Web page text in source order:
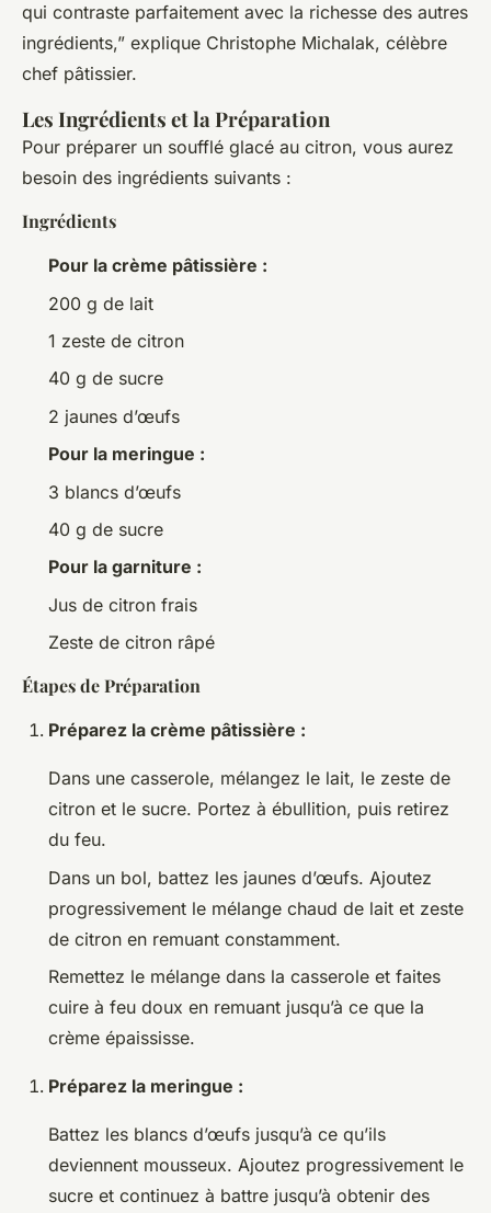
qui contraste parfaitement avec la richesse des autres
ingrédients,” explique Christophe Michalak, célèbre
chef pâtissier.
Les Ingrédients et la Préparation
Pour préparer un soufflé glacé au citron, vous aurez
besoin des ingrédients suivants :
Ingrédients
Pour la crème pâtissière :
200 g de lait
1 zeste de citron
40 g de sucre
2 jaunes d’œufs
Pour la meringue :
3 blancs d’œufs
40 g de sucre
Pour la garniture :
Jus de citron frais
Zeste de citron râpé
Étapes de Préparation
Préparez la crème pâtissière :
Dans une casserole, mélangez le lait, le zeste de
citron et le sucre. Portez à ébullition, puis retirez
du feu.
Dans un bol, battez les jaunes d’œufs. Ajoutez
progressivement le mélange chaud de lait et zeste
de citron en remuant constamment.
Remettez le mélange dans la casserole et faites
cuire à feu doux en remuant jusqu’à ce que la
crème épaississe.
Préparez la meringue :
Battez les blancs d’œufs jusqu’à ce qu’ils
deviennent mousseux. Ajoutez progressivement le
sucre et continuez à battre jusqu’à obtenir des